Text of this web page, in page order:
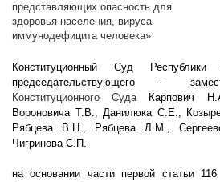
представляющих опасность для
здоровья населения, вируса
иммунодефицита человека»
Конституционный Суд
председательствующего –
Конституционного СудаКарпович
Вороновича Т.В., Данилюка С.Е.,
Рябцева В.Н., Рябцева Л.М.,
Чигринова С.П.
на основании части первой статьи 116